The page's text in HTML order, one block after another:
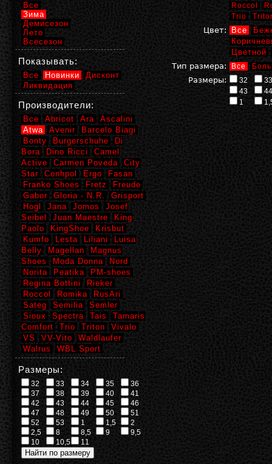
Roccol
Trio
Цвет: Все
Цветной
Тип размера:
Все
Размеры: 32
33
43
44
1
Все
Зима
Демисезон
Лето
Всесезон
Показывать:
Все Новинки
Дисконт
Ликвидация
Производители:
Все Abricot Ara
Ascalini
Atwa
Avenir
Barcelo Biagi
Bonty
Burgerschuhe
Di
Bora
Dino Ricci
Camel
Active
Carmen Poveda
City
Star
Conhpol Ergo
Fasan
Franko Shoes
Fretz
Freude
Gabor
Gloria - N.R.
Grisport
Hogl
Jana Jomos
Josef
Seibel
Juan Maestre
King
Paolo
KingShoe
Krisbut
Kumfo
Lesta Liliani
Luisa
Belly
Magellan
Magnus
Shoes
Moda Donna
Nord
Norita
Peatika
PM-shoes
Regina Bottini
Rieker
Roccol
Romika
RusAri
Sateg
Semilia
Semler
Sioux
Spectra Tais
Tamaris
Comfort
Trio Triton
Vivalo
VS
VV-Vito
Waldlaufer
Walrus
WBL Sport
Размеры:
32 33 34 35
36
37
38 39 40
41
42
43 44 45
46
47
48 49 50
51
52
53 1 1,5
2
2,5
8 8,5 9
9,5
10
10,5 11